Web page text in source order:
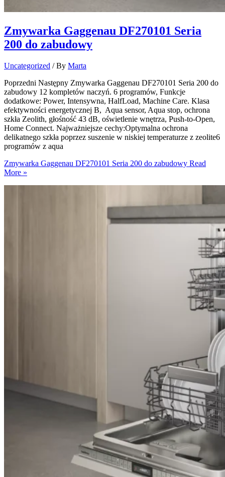
Zmywarka Gaggenau DF270101 Seria
200 do zabudowy
Uncategorized / By Marta
Poprzedni Następny Zmywarka Gaggenau DF270101 Seria 200 do
zabudowy 12 kompletów naczyń. 6 programów, Funkcje
dodatkowe: Power, Intensywna, HalfLoad, Machine Care. Klasa
efektywności energetycznej B, Aqua sensor, Aqua stop, ochrona
szkła Zeolith, głośność 43 dB, oświetlenie wnętrza, Push-to-Open,
Home Connect. Najważniejsze cechy:Optymalna ochrona
delikatnego szkła poprzez suszenie w niskiej temperaturze z zeolite6
programów z aqua
Zmywarka Gaggenau DF270101 Seria 200 do zabudowy Read
More »